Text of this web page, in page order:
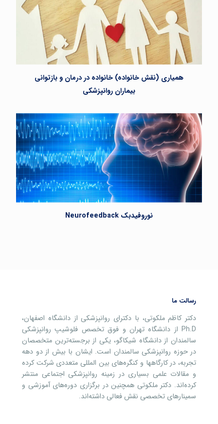
همیاری (نقش خانواده) خانواده در درمان و بازتوانی
بیماران روانپزشکی
نوروفیدبک Neurofeedback
رسالت ما
دکتر کاظم ملکوتی، با دکترای روانپزشکی از دانشگاه اصفهان،
Ph.D از دانشگاه تهران و فوق تخصص فلوشیپ روانپزشکی
سالمندان از دانشگاه شیکاگو، یکی از برجسته‌ترین متخصصان
در حوزه روانپزشکی سالمندان است. ایشان با بیش از دو دهه
تجربه، در کارگاهها و کنگره‌های بین المللی متعددی شرکت کرده
و مقالات علمی بسیاری در زمینه روانپزشکی اجتماعی منتشر
کرده‌اند. دکتر ملکوتی همچنین در برگزاری دوره‌های آموزشی و
سمینارهای تخصصی نقش فعالی داشته‌اند.